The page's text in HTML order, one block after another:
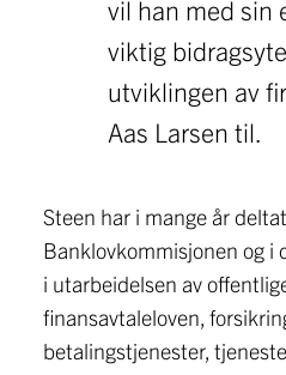
vil han med sin
viktig
utviklingen av
Aas Larsen til.
Steen har i mange år
Banklovkommisjonen og i
i utarbeidelsen av
finansavtaleloven,
betalingstjenester,